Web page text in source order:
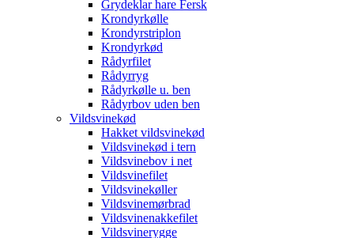
Grydeklar hare Fersk
Krondyrkølle
Krondyrstriplon
Krondyrkød
Rådyrfilet
Rådyrryg
Rådyrkølle u. ben
Rådyrbov uden ben
Vildsvinekød
Hakket vildsvinekød
Vildsvinekød i tern
Vildsvinebov i net
Vildsvinefilet
Vildsvinekøller
Vildsvinemørbrad
Vildsvinenakkefilet
Vildsvinerygge